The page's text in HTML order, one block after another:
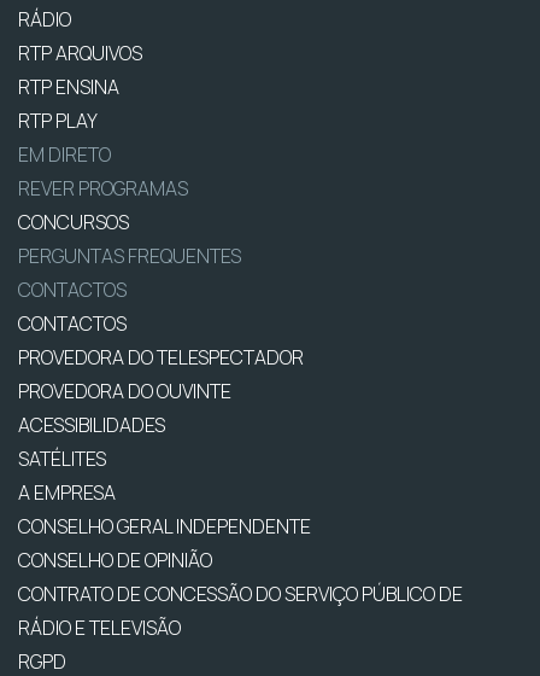
RÁDIO
RTP ARQUIVOS
RTP ENSINA
RTP PLAY
EM DIRETO
REVER PROGRAMAS
CONCURSOS
PERGUNTAS FREQUENTES
CONTACTOS
CONTACTOS
PROVEDORA DO TELESPECTADOR
PROVEDORA DO OUVINTE
ACESSIBILIDADES
SATÉLITES
A EMPRESA
CONSELHO GERAL INDEPENDENTE
CONSELHO DE OPINIÃO
CONTRATO DE CONCESSÃO DO SERVIÇO PÚBLICO DE
RÁDIO E TELEVISÃO
RGPD